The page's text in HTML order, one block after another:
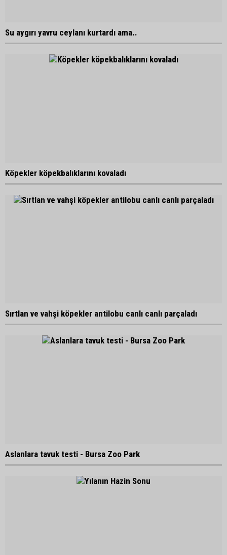
Su aygırı yavru ceylanı kurtardı ama..
Köpekler köpekbalıklarını kovaladı
Sırtlan ve vahşi köpekler antilobu canlı canlı parçaladı
Aslanlara tavuk testi - Bursa Zoo Park